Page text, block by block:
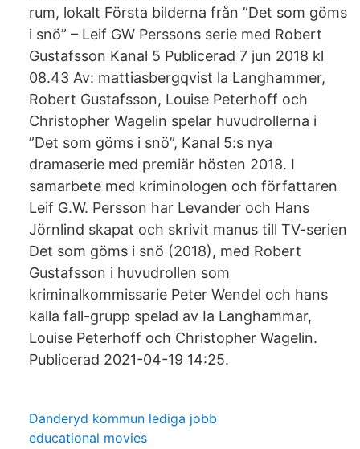
rum, lokalt Första bilderna från ”Det som göms
i snö” – Leif GW Perssons serie med Robert
Gustafsson Kanal 5 Publicerad 7 jun 2018 kl
08.43 Av: mattiasbergqvist la Langhammer,
Robert Gustafsson, Louise Peterhoff och
Christopher Wagelin spelar huvudrollerna i
”Det som göms i snö”, Kanal 5:s nya
dramaserie med premiär hösten 2018. I
samarbete med kriminologen och författaren
Leif G.W. Persson har Levander och Hans
Jörnlind skapat och skrivit manus till TV-serien
Det som göms i snö (2018), med Robert
Gustafsson i huvudrollen som
kriminalkommissarie Peter Wendel och hans
kalla fall-grupp spelad av Ia Langhammar,
Louise Peterhoff och Christopher Wagelin.
Publicerad 2021-04-19 14:25.
Danderyd kommun lediga jobb
educational movies